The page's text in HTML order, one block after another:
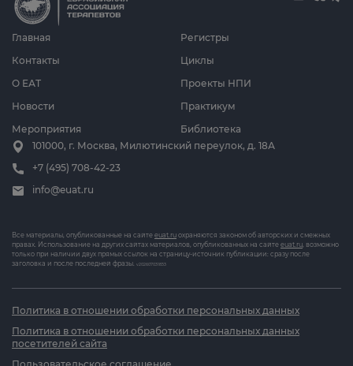
Главная
О ЕАТ
Новости
Мероприятия
Циклы
Проекты НПИ
Практикум
Библиотека
Регистры
Контакты
101000, г. Москва, Милютинский переулок, д. 18А
+7 (495) 708-42-23
info@euat.ru
Все материалы, опубликованные на сайте euat.ru охраняются законом об авторских и смежных
правах. Использование на других сайтах материалов, опубликованных на сайте euat.ru, возможно
только при наличии двух прямых ссылок на страницу-источник публикации: сразу после
заголовка и после последней фразы. v202607031833
Политика в отношении обработки персональных данных
Политика в отношении обработки персональных данных
посетителей сайта